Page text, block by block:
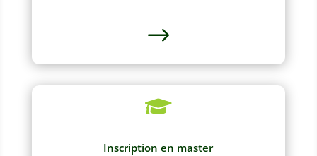
$

Inscription en master